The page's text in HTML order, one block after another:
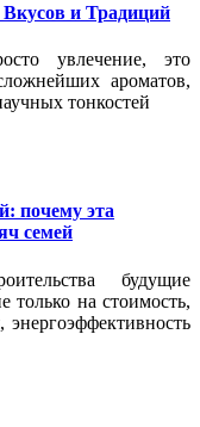
и Традиций
увлечение, это
ароматов,
тонкостей
почему эта
семей
будущие
на стоимость,